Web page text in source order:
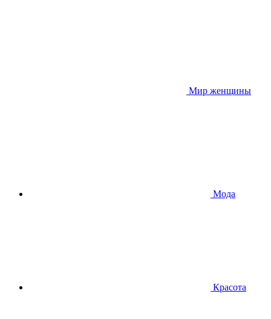
Мир женщины
Мода
Красота